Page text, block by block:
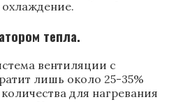
охлаждение.
тепла.
вентиляции с
лишь около 25-35%
для нагревания